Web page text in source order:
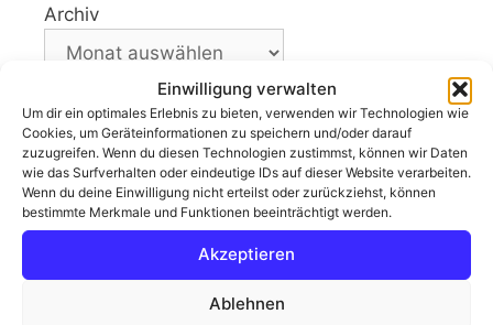
Einwilligung verwalten
Um dir ein optimales Erlebnis zu bieten, verwenden wir Technologien wie
Cookies, um Geräteinformationen zu speichern und/oder darauf
zuzugreifen. Wenn du diesen Technologien zustimmst, können wir Daten
wie das Surfverhalten oder eindeutige IDs auf dieser Website verarbeiten.
Wenn du deine Einwilligung nicht erteilst oder zurückziehst, können
bestimmte Merkmale und Funktionen beeinträchtigt werden.
Akzeptieren
Ablehnen
Archiv